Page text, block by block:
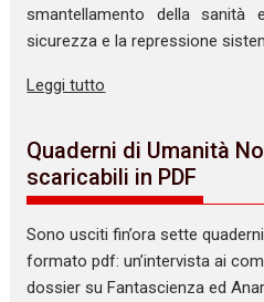
smantellamento della
sicurezza e la repressione
Leggi tutto
Quaderni di Umanità
scaricabili in PDF
Sono usciti fin’ora sette
formato pdf: un’intervista ai
dossier su Fantascienza ed